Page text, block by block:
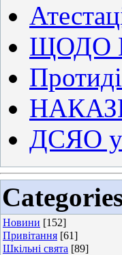
ЩОДО
ДСЯО у
Новини [152]
Привітання [61]
Шкільні свята [89]